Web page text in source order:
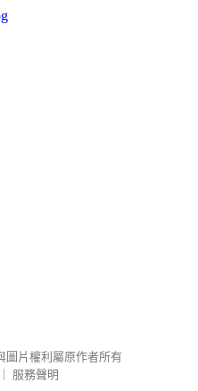
圖片權利屬原作者所有
服務聲明